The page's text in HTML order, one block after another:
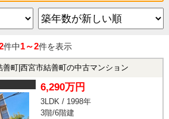
件中1～2件を表示
善町|西宮市結善町の中古マンション
6,290万円
3LDK / 1998年
3階/6階建